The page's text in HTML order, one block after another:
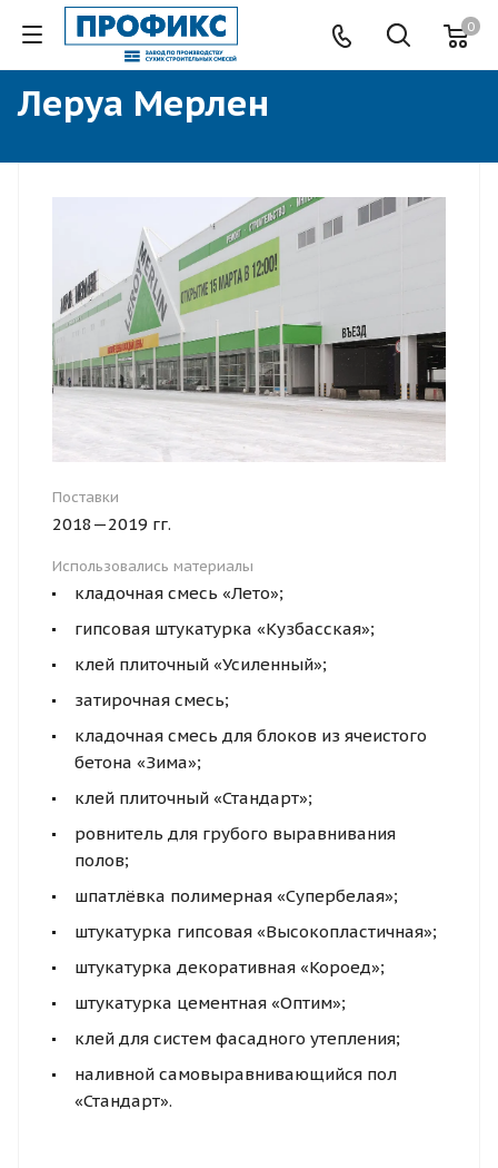
0
Леруа Мерлен
Поставки
2018—2019 гг.
Использовались материалы
кладочная смесь «Лето»;
гипсовая штукатурка «Кузбасская»;
клей плиточный «Усиленный»;
затирочная смесь;
кладочная смесь для блоков из ячеистого
бетона «Зима»;
клей плиточный «Стандарт»;
ровнитель для грубого выравнивания
полов;
шпатлёвка полимерная «Супербелая»;
штукатурка гипсовая «Высокопластичная»;
штукатурка декоративная «Короед»;
штукатурка цементная «Оптим»;
клей для систем фасадного утепления;
наливной самовыравнивающийся пол
«Стандарт».